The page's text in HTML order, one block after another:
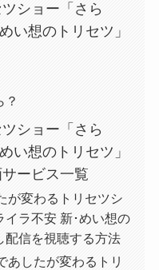
ショー「さら
い想のトリセツ」
？
ショー「さら
い想のトリセツ」
ービス一覧
が変わるトリセツシ
イラ不安 新･めい想の
配信を視聴する方法
あしたが変わるトリ